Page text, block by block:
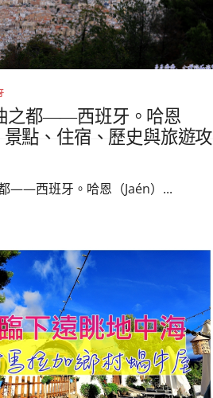
之都——西班牙。哈恩
景點、住宿、歷史與旅遊攻
——西班牙。哈恩（Jaén）...